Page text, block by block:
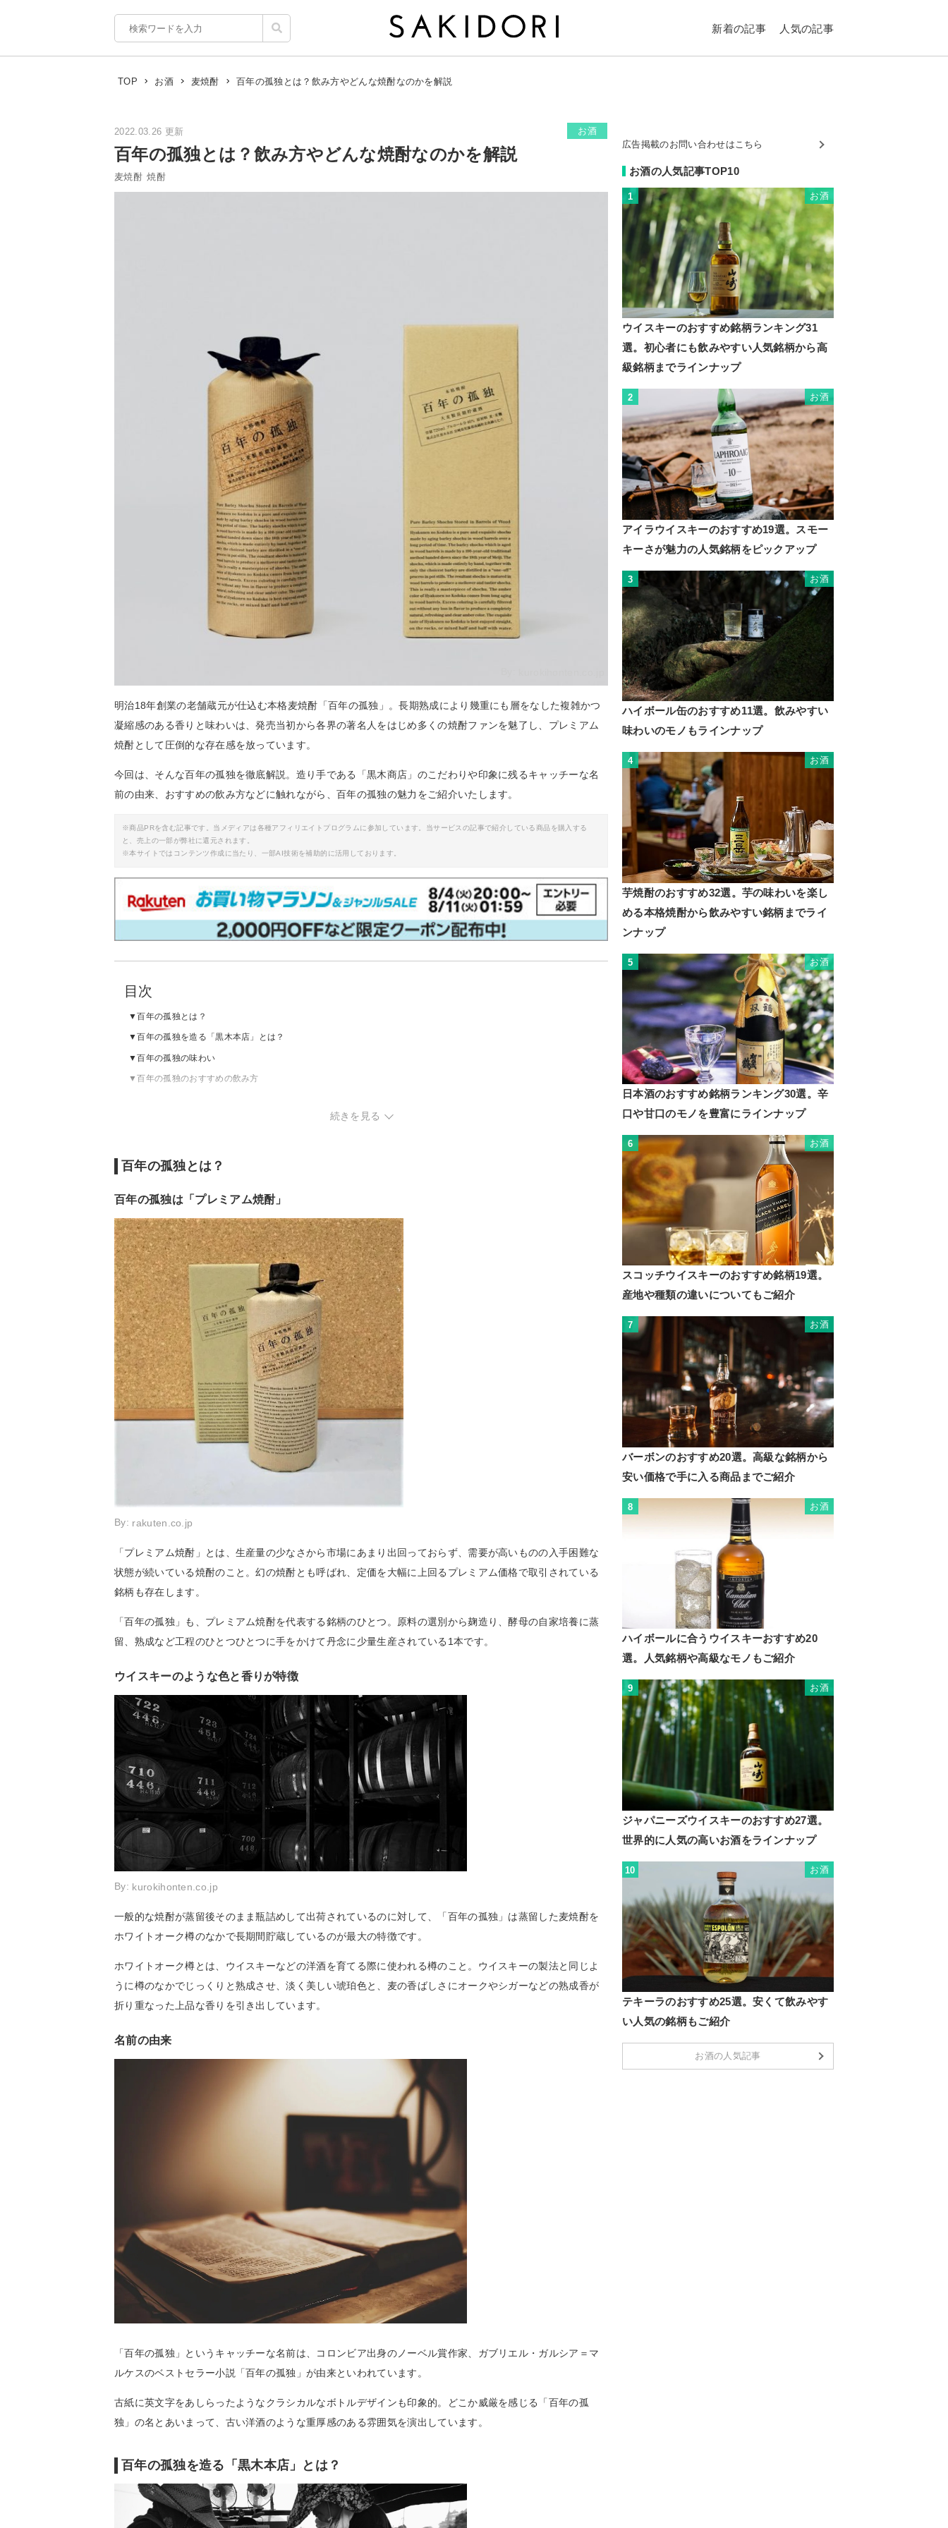
新着の記事 人気の記事
TOP お酒 麦焼酎 百年の孤独とは？飲み方やどんな焼酎なのかを解説
2022.03.26 更新 お酒
百年の孤独とは？飲み方やどんな焼酎なのかを解説
麦焼酎 焼酎
明治18年創業の老舗蔵元が仕込む本格麦焼酎「百年の孤独」。長期熟成により幾重にも層をなした複雑かつ
凝縮感のある香りと味わいは、発売当初から各界の著名人をはじめ多くの焼酎ファンを魅了し、プレミアム
焼酎として圧倒的な存在感を放っています。
今回は、そんな百年の孤独を徹底解説。造り手である「黒木商店」のこだわりや印象に残るキャッチーな名
前の由来、おすすめの飲み方などに触れながら、百年の孤独の魅力をご紹介いたします。
※商品PRを含む記事です。当メディアは各種アフィリエイトプログラムに参加しています。当サービスの記事で紹介している商品を購入する
と、売上の一部が弊社に還元されます。
※本サイトではコンテンツ作成に当たり、一部AI技術を補助的に活用しております。
目次
百年の孤独とは？
百年の孤独を造る「黒木本店」とは？
百年の孤独の味わい
百年の孤独のおすすめの飲み方
続きを見る
百年の孤独とは？
百年の孤独は「プレミアム焼酎」
By: rakuten.co.jp
「プレミアム焼酎」とは、生産量の少なさから市場にあまり出回っておらず、需要が高いものの入手困難な
状態が続いている焼酎のこと。幻の焼酎とも呼ばれ、定価を大幅に上回るプレミアム価格で取引されている
銘柄も存在します。
「百年の孤独」も、プレミアム焼酎を代表する銘柄のひとつ。原料の選別から麹造り、酵母の自家培養に蒸
留、熟成など工程のひとつひとつに手をかけて丹念に少量生産されている1本です。
ウイスキーのような色と香りが特徴
By: kurokihonten.co.jp
一般的な焼酎が蒸留後そのまま瓶詰めして出荷されているのに対して、「百年の孤独」は蒸留した麦焼酎を
ホワイトオーク樽のなかで長期間貯蔵しているのが最大の特徴です。
ホワイトオーク樽とは、ウイスキーなどの洋酒を育てる際に使われる樽のこと。ウイスキーの製法と同じよ
うに樽のなかでじっくりと熟成させ、淡く美しい琥珀色と、麦の香ばしさにオークやシガーなどの熟成香が
折り重なった上品な香りを引き出しています。
名前の由来
「百年の孤独」というキャッチーな名前は、コロンビア出身のノーベル賞作家、ガブリエル・ガルシア＝マ
ルケスのベストセラー小説「百年の孤独」が由来といわれています。
古紙に英文字をあしらったようなクラシカルなボトルデザインも印象的。どこか威厳を感じる「百年の孤
独」の名とあいまって、古い洋酒のような重厚感のある雰囲気を演出しています。
百年の孤独を造る「黒木本店」とは？
広告掲載のお問い合わせはこちら
お酒の人気記事TOP10
1 お酒
ウイスキーのおすすめ銘柄ランキング31
選。初心者にも飲みやすい人気銘柄から高
級銘柄までラインナップ
2 お酒
アイラウイスキーのおすすめ19選。スモー
キーさが魅力の人気銘柄をピックアップ
3 お酒
ハイボール缶のおすすめ11選。飲みやすい
味わいのモノもラインナップ
4 お酒
芋焼酎のおすすめ32選。芋の味わいを楽し
める本格焼酎から飲みやすい銘柄までライ
ンナップ
5 お酒
日本酒のおすすめ銘柄ランキング30選。辛
口や甘口のモノを豊富にラインナップ
6 お酒
スコッチウイスキーのおすすめ銘柄19選。
産地や種類の違いについてもご紹介
7 お酒
バーボンのおすすめ20選。高級な銘柄から
安い価格で手に入る商品までご紹介
8 お酒
ハイボールに合うウイスキーおすすめ20
選。人気銘柄や高級なモノもご紹介
9 お酒
ジャパニーズウイスキーのおすすめ27選。
世界的に人気の高いお酒をラインナップ
10 お酒
テキーラのおすすめ25選。安くて飲みやす
い人気の銘柄もご紹介
お酒の人気記事